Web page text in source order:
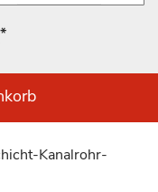
*
Kanalrohr-